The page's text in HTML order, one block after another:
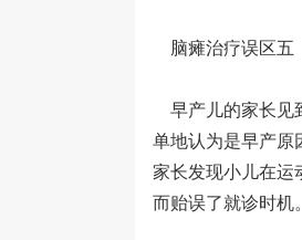
脑瘫治疗误区五
早产儿的家长见
单地认为是早产原
家长发现小儿在运
而贻误了就诊时机。